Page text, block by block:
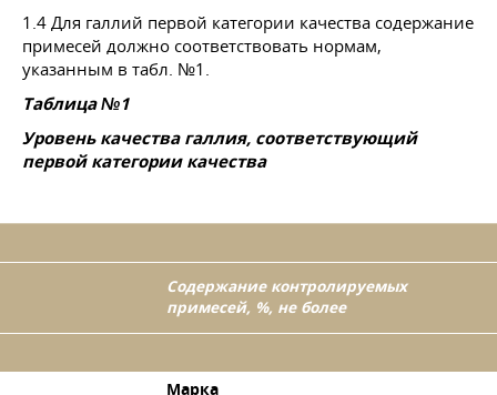
1.4 Для галлий первой категории качества содержание
примесей должно соответствовать нормам,
указанным в табл. №1.
Таблица №1
Уровень качества галлия, соответствующий
первой категории качества
Содержание контролируемых
примесей, %, не более
Марка